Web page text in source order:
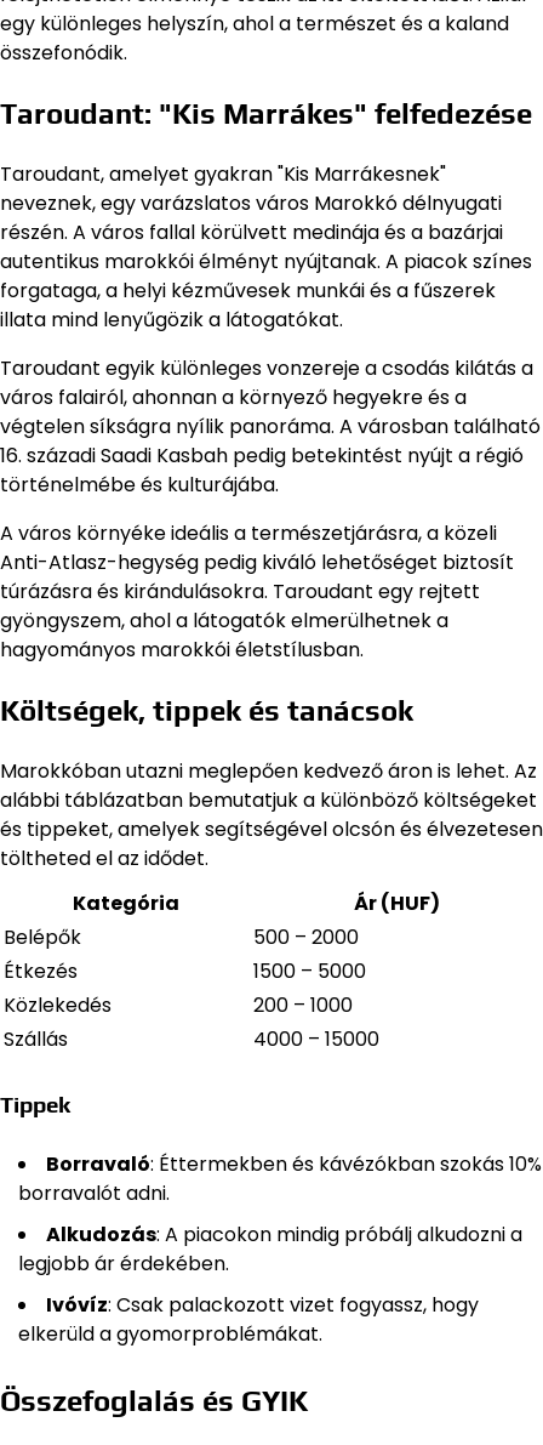
egy különleges helyszín, ahol a természet és a kaland
összefonódik.
Taroudant: "Kis Marrákes" felfedezése
Taroudant, amelyet gyakran "Kis Marrákesnek"
neveznek, egy varázslatos város Marokkó délnyugati
részén. A város fallal körülvett medinája és a bazárjai
autentikus marokkói élményt nyújtanak. A piacok színes
forgataga, a helyi kézművesek munkái és a fűszerek
illata mind lenyűgözik a látogatókat.
Taroudant egyik különleges vonzereje a csodás kilátás a
város falairól, ahonnan a környező hegyekre és a
végtelen síkságra nyílik panoráma. A városban található
16. századi Saadi Kasbah pedig betekintést nyújt a régió
történelmébe és kulturájába.
A város környéke ideális a természetjárásra, a közeli
Anti-Atlasz-hegység pedig kiváló lehetőséget biztosít
túrázásra és kirándulásokra. Taroudant egy rejtett
gyöngyszem, ahol a látogatók elmerülhetnek a
hagyományos marokkói életstílusban.
Költségek, tippek és tanácsok
Marokkóban utazni meglepően kedvező áron is lehet. Az
alábbi táblázatban bemutatjuk a különböző költségeket
és tippeket, amelyek segítségével olcsón és élvezetesen
töltheted el az idődet.
Kategória
Ár (HUF)
Belépők
500 – 2000
Étkezés
1500 – 5000
Közlekedés
200 – 1000
Szállás
4000 – 15000
Tippek
Borravaló: Éttermekben és kávézókban szokás 10%
borravalót adni.
Alkudozás: A piacokon mindig próbálj alkudozni a
legjobb ár érdekében.
Ivóvíz: Csak palackozott vizet fogyassz, hogy
elkerüld a gyomorproblémákat.
Összefoglalás és GYIK